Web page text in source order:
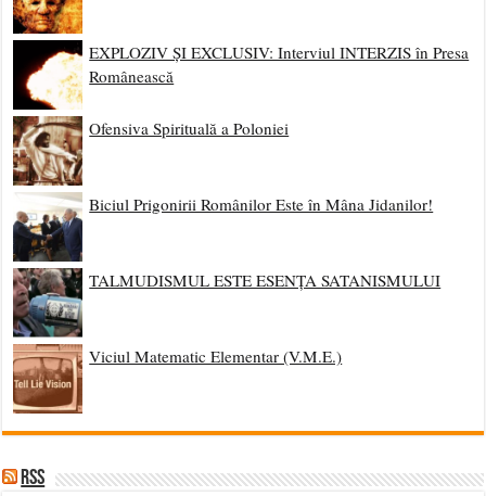
EXPLOZIV ȘI EXCLUSIV: Interviul INTERZIS în Presa
Românească
Ofensiva Spirituală a Poloniei
Biciul Prigonirii Românilor Este în Mâna Jidanilor!
TALMUDISMUL ESTE ESENȚA SATANISMULUI
Viciul Matematic Elementar (V.M.E.)
RSS